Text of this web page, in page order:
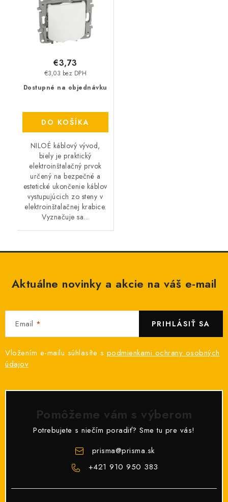
Dostupné na objednávku
€3,03 bez DPH
€3,73
DO KOŠÍKA
NILOÉ káblový vývod,
biely je praktický
elektroinštalačný prvok
určený na bezpečné a
estetické ukončenie káblov
vystupujúcich zo steny v
elektroinštalačnej krabice.
Vyznačuje sa...
Aktuálne novinky a akcie na váš e-mail
Email
Vložením e-mailu súhlasíte s podmienkami ochrany osobných
údajov
PRIHLÁSIŤ SA
Pomôžeme vám s výberom
Potrebujete s niečím poradiť? Sme tu pre vás!
prisma@prisma.sk
+421 910 950 383